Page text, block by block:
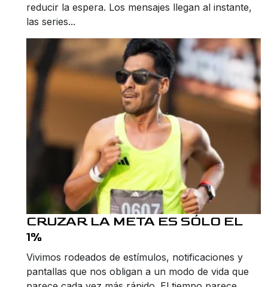
reducir la espera. Los mensajes llegan al instante,
las series...
CRUZAR LA META ES SÓLO EL
1%
Vivimos rodeados de estímulos, notificaciones y
pantallas que nos obligan a un modo de vida que